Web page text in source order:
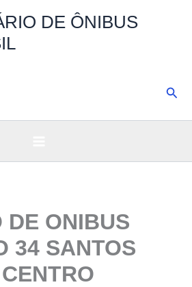
DE ÔNIBUS
DE ONIBUS
34 SANTOS